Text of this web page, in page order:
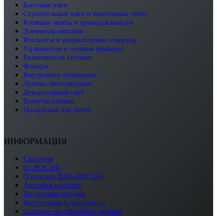
бытовые клеи
строительные клеи и монтажные пены
клеящие ленты и принадлежности
элементы питания
изоленты и индикаторная отвертка
удлинители и сетевые фильтры
разветвители сетевые
фонари
внутреннее освещение
лампы светодиодные
декоративный свет
хомуты-стяжки
продукция для детей
ИНФОРМАЦИЯ
Гарантия
О «РОСЭЛ»
О портале B2B «РОСЭЛ»
Доставка и оплата
Поддержка продаж
Инструкции и документы
Согласие на обработку данных